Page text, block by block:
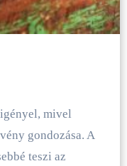
mivel
gondozása. A
teszi az